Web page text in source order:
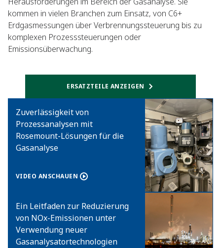
kommen in vielen Branchen zum Einsatz, von C6+
Erdgasmessungen über Verbrennungssteuerung bis zu
komplexen Prozesssteuerungen oder
Emissionsüberwachung.
ERSATZTEILE ANZEIGEN​
Zuverlässigkeit von
Prozessanalysen mit
Rosemount-Lösungen für die
Gasanalyse​
VIDEO ANSCHAUEN​
Ein Leitfaden zur Reduzierung
von NOx-Emissionen unter
Verwendung neuer
Gasanalysatortechnologien​